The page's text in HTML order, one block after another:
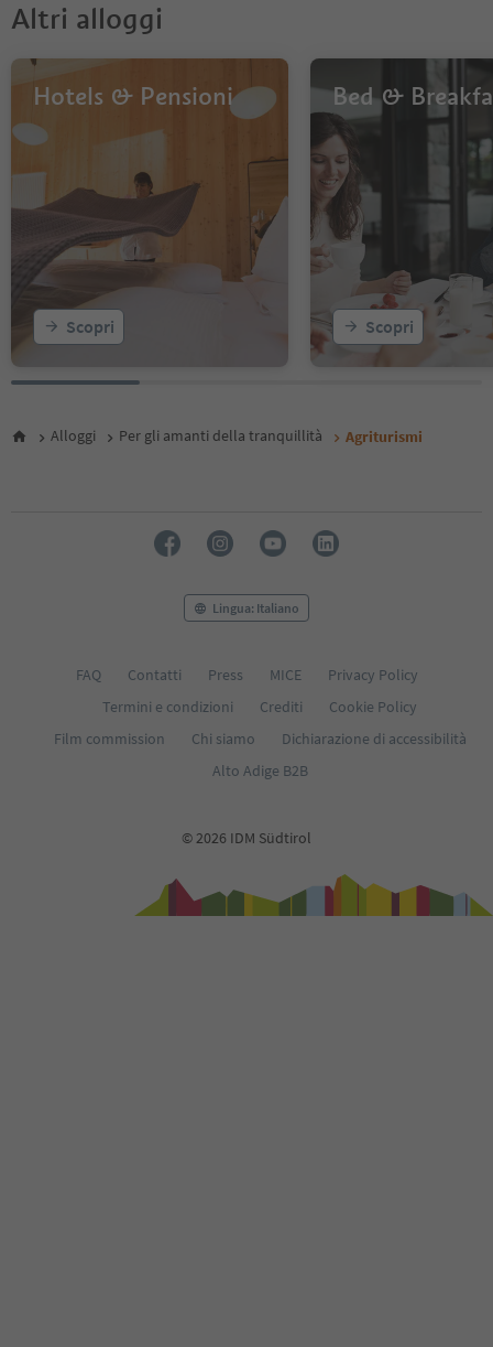
9
11
14
16
24
25
28
Altri alloggi
Hotels & Pensioni
Scopri
Bed &
Scopri
Alloggi Per gli amanti della tranquillità Agriturismi
Lingua: Italiano
FAQ Contatti Press MICE
Privacy Policy
Termini e condizioni
Crediti
Cookie Policy
Film commission
Chi siamo
Dichiarazione di accessibilità
Alto Adige B2B
© 2026 IDM Südtirol